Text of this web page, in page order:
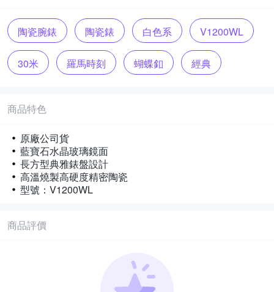
陶瓷腕錶 陶瓷錶 白色系 V1200WL
30米 羅馬時刻 蝴蝶釦 經典
商品特色
原廠公司貨
藍寶石水晶玻璃鏡面
長方型典雅錶盤設計
高溫燒製高硬度精密陶瓷
型號：V1200WL
商品評價